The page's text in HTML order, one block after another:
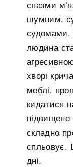
спазми
шумним,
судомами.
людина
хворі
меблі,
кидатися
підвищене
складно
спльовує.
дні.